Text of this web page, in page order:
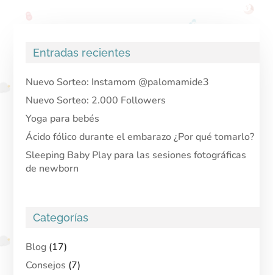
Entradas recientes
Nuevo Sorteo: Instamom @palomamide3
Nuevo Sorteo: 2.000 Followers
Yoga para bebés
Ácido fólico durante el embarazo ¿Por qué tomarlo?
Sleeping Baby Play para las sesiones fotográficas
de newborn
Categorías
Blog (17)
Consejos (7)